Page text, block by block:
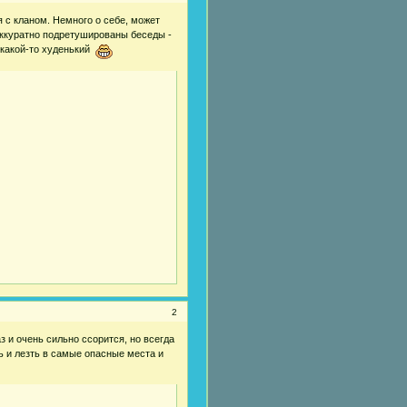
с кланом. Немного о себе, может
подретушированы беседы -
то худенький
2
очень сильно ссорится, но всегда
и лезть в самые опасные места и